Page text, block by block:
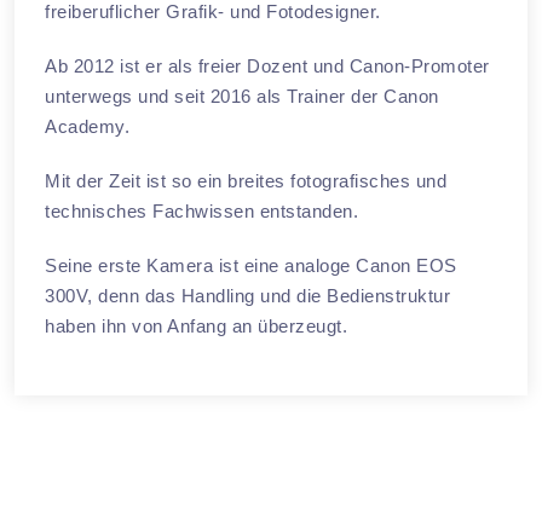
freiberuflicher Grafik- und Fotodesigner.
Ab 2012 ist er als freier Dozent und Canon-Promoter
unterwegs und seit 2016 als Trainer der Canon
Academy.
Mit der Zeit ist so ein breites fotografisches und
technisches Fachwissen entstanden.
Seine erste Kamera ist eine analoge Canon EOS
300V, denn das Handling und die Bedienstruktur
haben ihn von Anfang an überzeugt.